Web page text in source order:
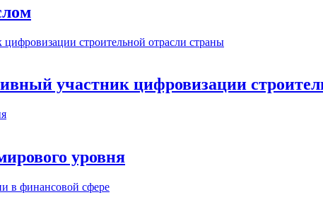
участник цифровизации
уровня